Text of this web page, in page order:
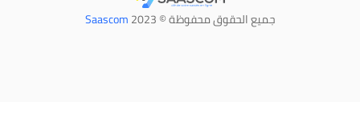
جميع الحقوق محفوظة © 2023 Saascom